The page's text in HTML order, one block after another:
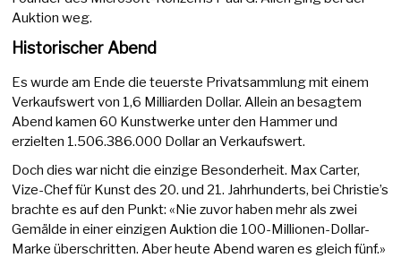
Auktion weg.
Historischer Abend
Es wurde am Ende die teuerste Privatsammlung mit einem
Verkaufswert von 1,6 Milliarden Dollar. Allein an besagtem
Abend kamen 60 Kunstwerke unter den Hammer und
erzielten 1.506.386.000 Dollar an Verkaufswert.
Doch dies war nicht die einzige Besonderheit. Max Carter,
Vize-Chef für Kunst des 20. und 21. Jahrhunderts, bei Christie’s
brachte es auf den Punkt: «Nie zuvor haben mehr als zwei
Gemälde in einer einzigen Auktion die 100-Millionen-Dollar-
Marke überschritten. Aber heute Abend waren es gleich fünf.»